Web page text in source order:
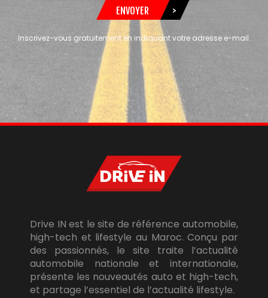
ENVOYER >
Inscrivez-vous gratuitement en indiquant votre adresse e-mail.
Drive IN est le site de référence automobile,
high-tech et lifestyle au Maroc. Conçu par
des passionnés, le site traite l’actualité
automobile nationale et internationale,
présente les nouveautés auto et high-tech,
et partage l’essentiel de l’actualité lifestyle.